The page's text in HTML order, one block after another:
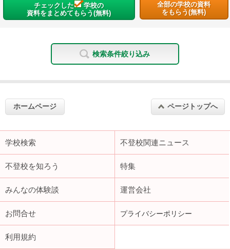
チェックした
学校の
資料をまとめてもらう(無料)
全部の学校の資料
をもらう(無料)
検索条件絞り込み
ホームページ ページトップへ
学校検索 不登校関連ニュース
不登校を知ろう 特集
みんなの体験談 運営会社
お問合せ プライバシーポリシー
利用規約